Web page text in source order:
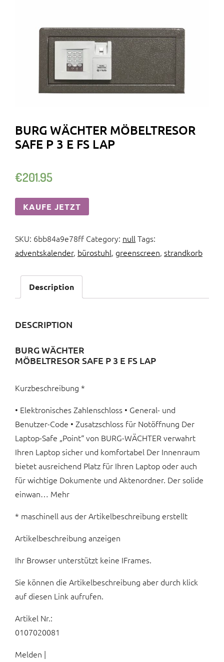
BURG WÄCHTER MÖBELTRESOR
SAFE P 3 E FS LAP
€201.95
KAUFE JETZT
SKU: 6bb84a9e78ff Category: nullTags:
adventskalender, bürostuhl, greenscreen, strandkorb
Description
DESCRIPTION
BURG WÄCHTER
MÖBELTRESOR SAFE P 3 E FS LAP
Kurzbeschreibung *
• Elektronisches Zahlenschloss • General- und
Benutzer-Code • Zusatzschloss für Notöffnung Der
Laptop-Safe „Point“ von BURG-WÄCHTER verwahrt
Ihren Laptop sicher und komfortabel Der Innenraum
bietet ausreichend Platz für Ihren Laptop oder auch
für wichtige Dokumente und Aktenordner. Der solide
einwan… Mehr
* maschinell aus der Artikelbeschreibung erstellt
Artikelbeschreibung anzeigen
Ihr Browser unterstützt keine IFrames.
Sie können die Artikelbeschreibung aber durch klick
auf diesen Link aufrufen.
Artikel Nr.:
0107020081
Melden |